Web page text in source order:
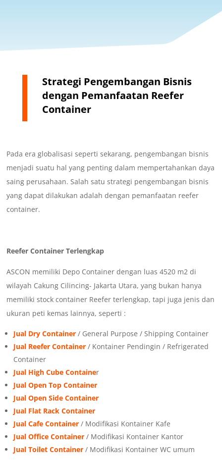
Strategi Pengembangan Bisnis
dengan Pemanfaatan Reefer
Container
Pada era globalisasi seperti sekarang, pengembangan bisnis
menjadi suatu hal yang penting dalam mempertahankan daya
saing perusahaan. Salah satu strategi pengembangan bisnis
yang dapat dilakukan adalah dengan pemanfaatan reefer
container.
Reefer Container Terlengkap
ASCON memiliki Depo Container dengan luas 4520 m2 di
wilayah Cakung Cilincing- Jakarta Utara, yang bukan hanya
memiliki stock container Reefer terlengkap, tapi juga jenis dan
ukuran peti kemas lainnya, seperti :
Jual Dry Container / General Purpose / Shipping Container
Jual Reefer Container / Kontainer Pendingin / Refrigerated
Container
Jual High Cube Container
Jual Open Top Container
Jual Open Side Container
Jual Flat Rack Container
Jual Cafe Container / Modifikasi Kontainer Kafe
Jual Office Container / Modifikasi Kontainer Kantor
Jual Toilet Container / Modifikasi Kontainer WC umum